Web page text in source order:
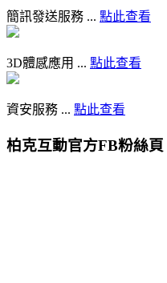
簡訊發送服務 ... 點此查看
3D體感應用 ... 點此查看
資安服務 ... 點此查看
柏克互動官方FB粉絲頁